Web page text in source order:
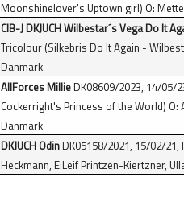
Moonshinelover's Uptown girl) O:
CIB-J DKJUCH Wilbestar´s Vega Do It
Tricolour (Silkebris Do It Again -
Danmark
AllForces MillieDK08609/2023, 14/05/
Cockerright's Princess of the World)
Danmark
DKJUCH OdinDK05158/2021, 15/02/21,
Heckmann, E:Leif Printzen-Kiertzner,